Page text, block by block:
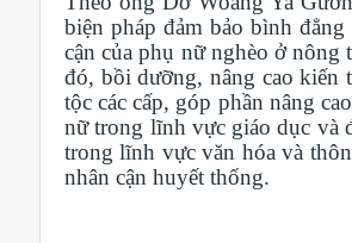
biện pháp đảm bảo bình
cận của phụ nữ nghèo ở
đó, bồi dưỡng, nâng cao kiến
tộc các cấp, góp phần nâng
nữ trong lĩnh vực giáo dục và
trong lĩnh vực văn hóa và
nhân cận huyết thống.